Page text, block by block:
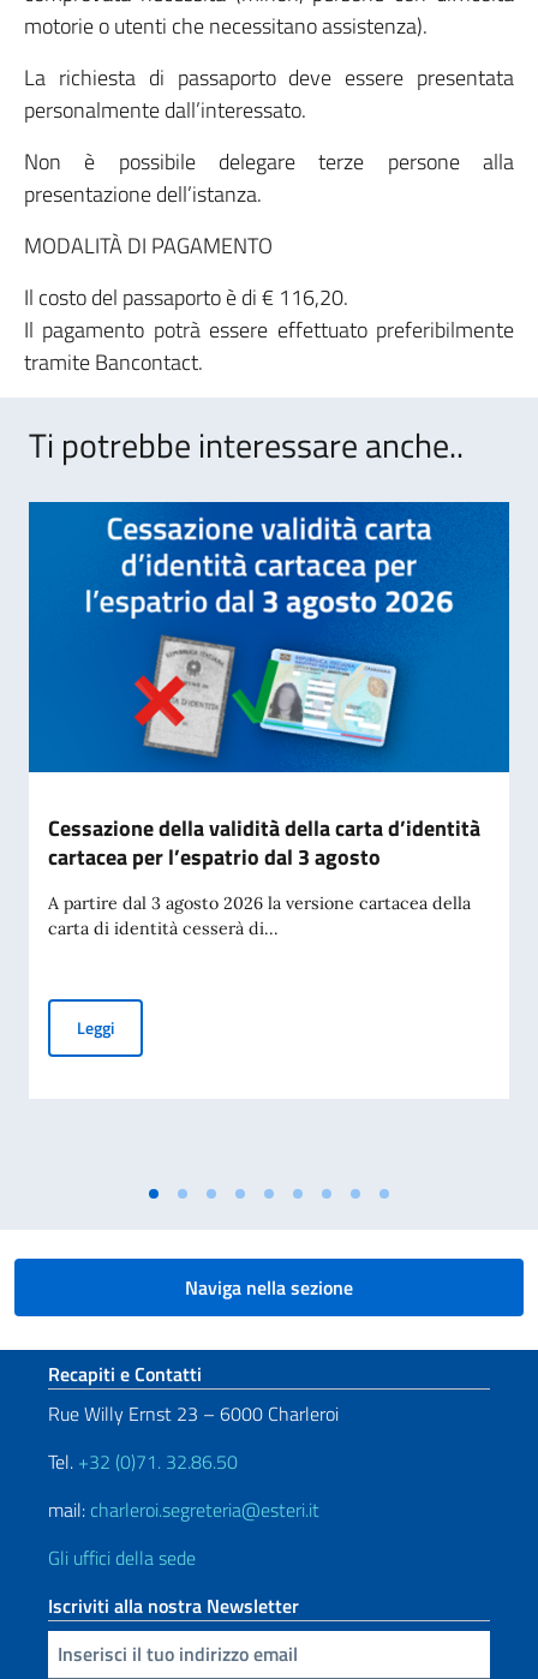
motorie o utenti che necessitano assistenza).
La richiesta di passaporto deve essere presentata
personalmente dall’interessato.
Non è possibile delegare terze persone alla
presentazione dell’istanza.
MODALITÀ DI PAGAMENTO
Il costo del passaporto è di € 116,20.
Il pagamento potrà essere effettuato preferibilmente
tramite Bancontact.
Ti potrebbe interessare anche..
Cessazione della validità della carta d’identità
cartacea per l’espatrio dal 3 agosto
A partire dal 3 agosto 2026 la versione cartacea della
carta di identità cesserà di...
LeggiCessazione della validità della carta d’identità cartacea
Naviga nella sezione
Sezione footer
Recapiti e Contatti
Rue Willy Ernst 23 – 6000 Charleroi
Tel. +32 (0)71. 32.86.50
mail: charleroi.segreteria@esteri.it
Gli uffici della sede
Iscriviti alla nostra Newsletter
Inserisci la tua email